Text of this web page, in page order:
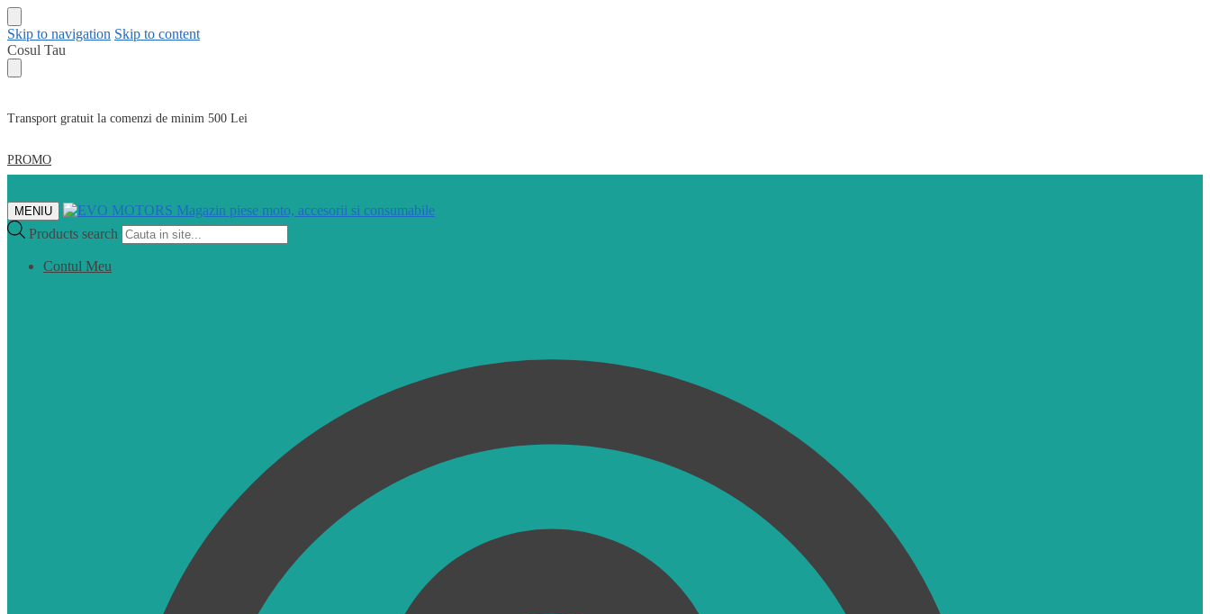
Skip to navigation Skip to content
Cosul Tau
Transport gratuit la comenzi de minim 500 Lei
PROMO
MENIU
Products search
Contul Meu